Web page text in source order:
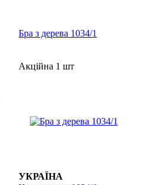
Бра з дерева 1034/1
Акційна 1 шт
УКРАЇНА